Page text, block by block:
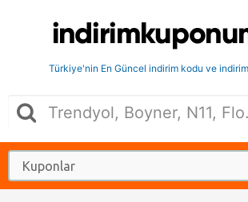
Türkiye'nin En Güncel indirim kodu ve